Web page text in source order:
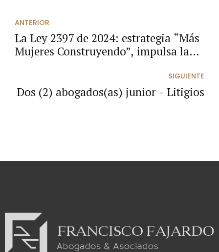
ANTERIOR
La Ley 2397 de 2024: estrategia “Más
Mujeres Construyendo”, impulsa la
SIGUIENTE
Dos (2) abogados(as) junior - Litigios